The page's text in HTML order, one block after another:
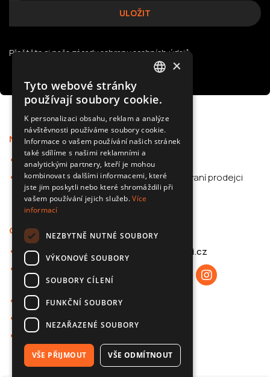
Přečtěte si našezásady ochrany osobních údajů
Nabídka
Kamery do auta
Příslušenství pro
automobily
Podpora
Autorizovaní prodejci
F.A.Q.
O 70mai
O společnosti 70mai
Zásady ochrany
osobních údajů
Spolupráce B2B
Znalostní základna
Kontakt
Kontakt
info@70mai.cz
ENGLISH
×
Tyto webové stránky
používají soubory cookie.
K personalizaci obsahu, reklam a analýze
návštěvnosti používáme soubory cookie.
Informace o vašem používání našich stránek
také sdílíme s našimi reklamními a
analytickými partnery, kteří je mohou
kombinovat s dalšími informacemi, které
jste jim poskytli nebo které shromáždili při
vašem používání jejich služeb.Více
informací
NEZBYTNĚ NUTNÉ SOUBORY
VÝKONOVÉ SOUBORY
SOUBORY CÍLENÍ
FUNKČNÍ SOUBORY
NEZAŘAZENÉ SOUBORY
VŠE PŘIJMOUT VŠE ODMÍTNOUT